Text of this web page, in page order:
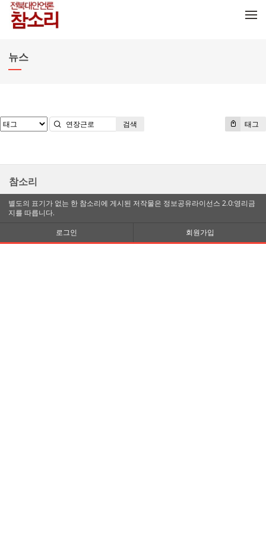
뉴스
태그
검색
참소리
별도의 표기가 없는 한 참소리에 게시된 저작물은 정보공유라이선스 2.0:영리금
지를 따릅니다.
로그인
회원가입